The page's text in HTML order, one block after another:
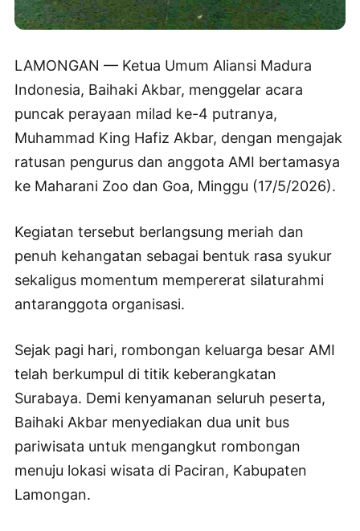
LAMONGAN — Ketua Umum Aliansi Madura
Indonesia, Baihaki Akbar, menggelar acara
puncak perayaan milad ke-4 putranya,
Muhammad King Hafiz Akbar, dengan mengajak
ratusan pengurus dan anggota AMI bertamasya
ke Maharani Zoo dan Goa, Minggu (17/5/2026).
Kegiatan tersebut berlangsung meriah dan
penuh kehangatan sebagai bentuk rasa syukur
sekaligus momentum mempererat silaturahmi
antaranggota organisasi.
Sejak pagi hari, rombongan keluarga besar AMI
telah berkumpul di titik keberangkatan
Surabaya. Demi kenyamanan seluruh peserta,
Baihaki Akbar menyediakan dua unit bus
pariwisata untuk mengangkut rombongan
menuju lokasi wisata di Paciran, Kabupaten
Lamongan.